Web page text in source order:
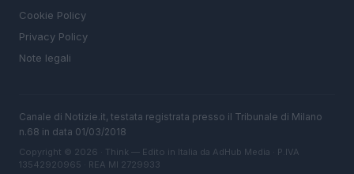
Cookie Policy
Privacy Policy
Note legali
Canale di Notizie.it, testata registrata presso il Tribunale di Milano
n.68 in data 01/03/2018
Copyright © 2026 · Think — Edito in Italia da AdHub Media · P.IVA
13542920965 · REA MI 2729933